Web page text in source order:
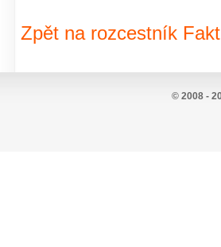
Zpět na rozcestník
© 2008 -